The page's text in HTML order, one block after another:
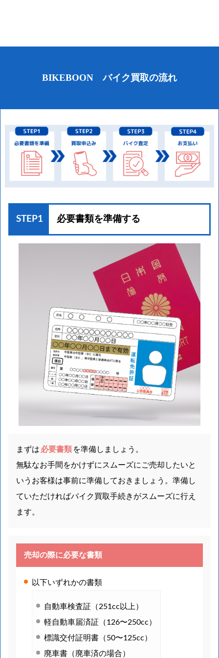
BIKEBOON バイク買取の流れ
STEP1 必要書類を準備する
まずは 必要書類 を準備しましょう。
無駄なお手間をかけずにスムーズにご売却したいと
いうお客様は事前に準備しておきましょう。準備し
ていただければバイク買取手続きがスムーズに行え
ます。
売却の際に必要な書類
以下いずれかの書類
自動車検査証（251cc以上）
軽自動車届済証（126〜250cc）
標識交付証明書（50〜125cc）
廃車書（廃車済の場合）